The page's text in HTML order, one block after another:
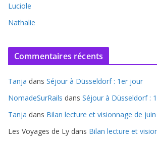
Luciole
Nathalie
Commentaires récents
Tanja dans Séjour à Düsseldorf : 1er jour
NomadeSurRails dans Séjour à Düsseldorf :
Tanja dans Bilan lecture et visionnage de
Les Voyages de Ly dans Bilan lecture et